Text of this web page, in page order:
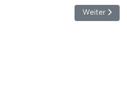
| So war der 8. Drachenboot-
Nächster
Weiter